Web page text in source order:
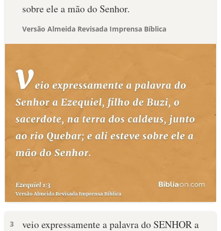
sobre ele a mão do Senhor.
Versão Almeida Revisada Imprensa Bíblica
3
veio expressamente a palavra do SENHOR a